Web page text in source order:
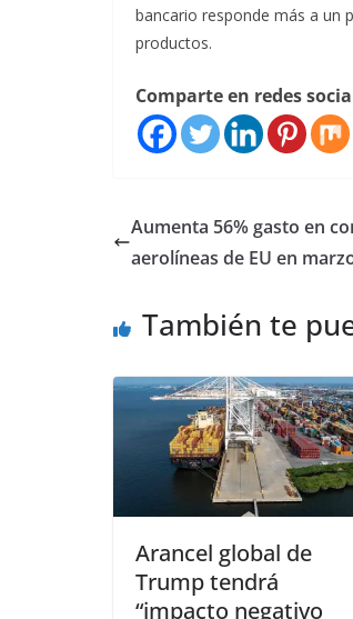
bancario responde más a un
productos.
Comparte en redes
Aumenta 56% gasto en
aerolíneas de EU en
También te
Arancel global de
Trump tendrá
“impacto negativo